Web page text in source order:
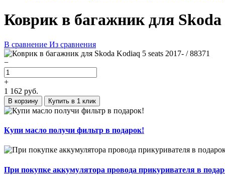
Коврик в багажник для Skoda
В сравнение Из сравнения
−
+
1 162 руб.
В корзину Купить в 1 клик
Купи масло получи фильтр в подарок!
При покупке аккумулятора провода прикуривателя в